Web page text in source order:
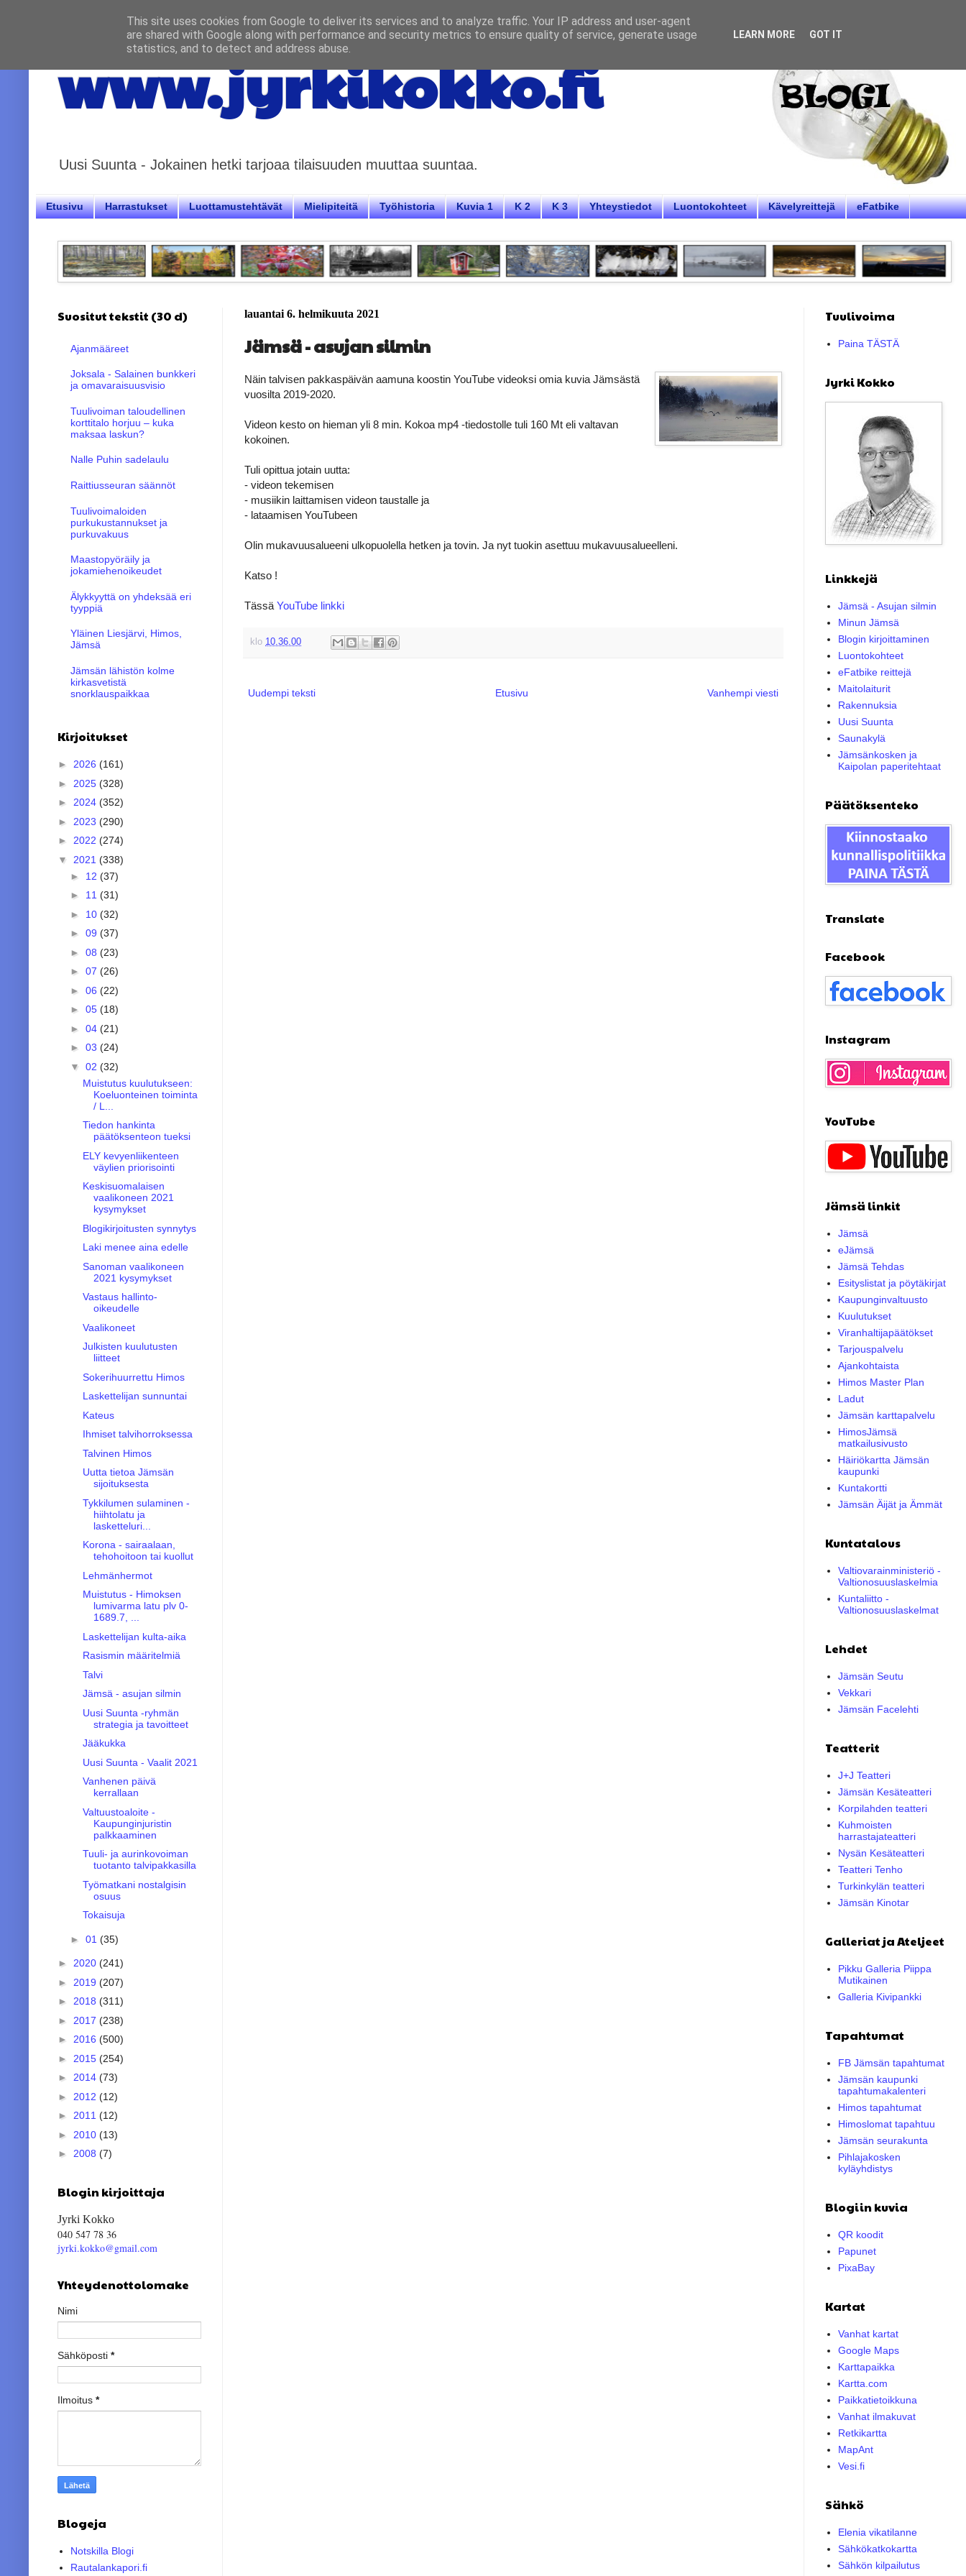
www.jyrkikokko.fi
Uusi Suunta - Jokainen hetki tarjoaa tilaisuuden muuttaa suuntaa.
Etusivu Harrastukset Luottamustehtävät Mielipiteitä Työhistoria Kuvia 1 K 2 K 3 Yhteystiedot Luontokohteet Kävelyreittejä eFatbike
lauantai 6. helmikuuta 2021
Jämsä - asujan silmin
Näin talvisen pakkaspäivän aamuna koostin YouTube videoksi omia kuvia Jämsästä
vuosilta 2019-2020.
Videon kesto on hieman yli 8 min. Kokoa mp4 -tiedostolle tuli 160 Mt eli valtavan
kokoinen.
Tuli opittua jotain uutta:
- videon tekemisen
- musiikin laittamisen videon taustalle ja
- lataamisen YouTubeen
Olin mukavuusalueeni ulkopuolella hetken ja tovin. Ja nyt tuokin asettuu mukavuusalueelleni.
Katso !
Tässä YouTube linkki
klo 10.36.00
Uudempi teksti Vanhempi viesti
Etusivu
Suositut tekstit (30 d)
Ajanmääreet
Joksala - Salainen bunkkeri
ja omavaraisuusvisio
Tuulivoiman taloudellinen
korttitalo horjuu – kuka
maksaa laskun?
Nalle Puhin sadelaulu
Raittiusseuran säännöt
Tuulivoimaloiden
purkukustannukset ja
purkuvakuus
Maastopyöräily ja
jokamiehenoikeudet
Älykkyyttä on yhdeksää eri
tyyppiä
Yläinen Liesjärvi, Himos,
Jämsä
Jämsän lähistön kolme
kirkasvetistä
snorklauspaikkaa
Kirjoitukset
► 2026 (161)
► 2025 (328)
► 2024 (352)
► 2023 (290)
► 2022 (274)
▼ 2021 (338)
► 12 (37)
► 11 (31)
► 10 (32)
► 09 (37)
► 08 (23)
► 07 (26)
► 06 (22)
► 05 (18)
► 04 (21)
► 03 (24)
▼ 02 (32)
Muistutus kuulutukseen:
Koeluonteinen toiminta
/ L...
Tiedon hankinta
päätöksenteon tueksi
ELY kevyenliikenteen
väylien priorisointi
Keskisuomalaisen
vaalikoneen 2021
kysymykset
Blogikirjoitusten synnytys
Laki menee aina edelle
Sanoman vaalikoneen
2021 kysymykset
Vastaus hallinto-
oikeudelle
Vaalikoneet
Julkisten kuulutusten
liitteet
Sokerihuurrettu Himos
Laskettelijan sunnuntai
Kateus
Ihmiset talvihorroksessa
Talvinen Himos
Uutta tietoa Jämsän
sijoituksesta
Tykkilumen sulaminen -
hiihtolatu ja
lasketteluri...
Korona - sairaalaan,
tehohoitoon tai kuollut
Lehmänhermot
Muistutus - Himoksen
lumivarma latu plv 0-
1689.7, ...
Laskettelijan kulta-aika
Rasismin määritelmiä
Talvi
Jämsä - asujan silmin
Uusi Suunta -ryhmän
strategia ja tavoitteet
Jääkukka
Uusi Suunta - Vaalit 2021
Vanhenen päivä
kerrallaan
Valtuustoaloite -
Kaupunginjuristin
palkkaaminen
Tuuli- ja aurinkovoiman
tuotanto talvipakkasilla
Työmatkani nostalgisin
osuus
Tokaisuja
► 01 (35)
► 2020 (241)
► 2019 (207)
► 2018 (311)
► 2017 (238)
► 2016 (500)
► 2015 (254)
► 2014 (73)
► 2012 (12)
► 2011 (12)
► 2010 (13)
► 2008 (7)
Blogin kirjoittaja
Jyrki Kokko
040 547 78 36
jyrki.kokko@gmail.com
Yhteydenottolomake
Nimi
Sähköposti *
Ilmoitus *
Blogeja
Notskilla Blogi
Rautalankapori.fi
Tuulivoima
Paina TÄSTÄ
Jyrki Kokko
Linkkejä
Jämsä - Asujan silmin
Minun Jämsä
Blogin kirjoittaminen
Luontokohteet
eFatbike reittejä
Maitolaiturit
Rakennuksia
Uusi Suunta
Saunakylä
Jämsänkosken ja
Kaipolan paperitehtaat
Päätöksenteko
Translate
Facebook
Instagram
YouTube
Jämsä linkit
Jämsä
eJämsä
Jämsä Tehdas
Esityslistat ja pöytäkirjat
Kaupunginvaltuusto
Kuulutukset
Viranhaltijapäätökset
Tarjouspalvelu
Ajankohtaista
Himos Master Plan
Ladut
Jämsän karttapalvelu
HimosJämsä
matkailusivusto
Häiriökartta Jämsän
kaupunki
Kuntakortti
Jämsän Äijät ja Ämmät
Kuntatalous
Valtiovarainministeriö -
Valtionosuuslaskelmia
Kuntaliitto -
Valtionosuuslaskelmat
Lehdet
Jämsän Seutu
Vekkari
Jämsän Facelehti
Teatterit
J+J Teatteri
Jämsän Kesäteatteri
Korpilahden teatteri
Kuhmoisten
harrastajateatteri
Nysän Kesäteatteri
Teatteri Tenho
Turkinkylän teatteri
Jämsän Kinotar
Galleriat ja Ateljeet
Pikku Galleria Piippa
Mutikainen
Galleria Kivipankki
Tapahtumat
FB Jämsän tapahtumat
Jämsän kaupunki
tapahtumakalenteri
Himos tapahtumat
Himoslomat tapahtuu
Jämsän seurakunta
Pihlajakosken
kyläyhdistys
Blogiin kuvia
QR koodit
Papunet
PixaBay
Kartat
Vanhat kartat
Google Maps
Karttapaikka
Kartta.com
Paikkatietoikkuna
Vanhat ilmakuvat
Retkikartta
MapAnt
Vesi.fi
Sähkö
Elenia vikatilanne
Sähkökatkokartta
Sähkön kilpailutus
This site uses cookies from Google to deliver its services and to analyze traffic. Your IP address and user-agent
are shared with Google along with performance and security metrics to ensure quality of service, generate usage
statistics, and to detect and address abuse.
LEARN MORE GOT IT